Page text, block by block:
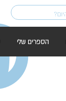
הספרים שלי